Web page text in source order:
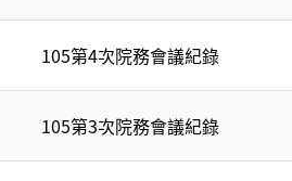
105第4次院務會議紀錄
105第3次院務會議紀錄